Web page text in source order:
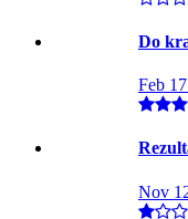
Do
Feb
Nov